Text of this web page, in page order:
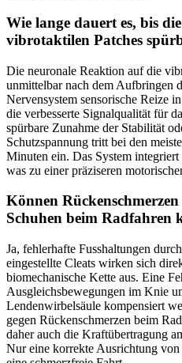
Wie lange dauert es, bis
vibrotaktilen Patches
Die neuronale Reaktion auf die
unmittelbar nach dem Aufbringen
Nervensystem sensorische Reize
die verbesserte Signalqualität für
spürbare Zunahme der Stabilität
Schutzspannung tritt bei den
Minuten ein. Das System
was zu einer präziseren
Können
Schuhen beim Radfahren
Ja, fehlerhafte Fusshaltungen
eingestellte Cleats wirken sich
biomechanische Kette aus. Eine
Ausgleichsbewegungen im Knie
Lendenwirbelsäule kompensiert
gegen Rückenschmerzen beim
daher auch die Kraftübertragung
Nur eine korrekte Ausrichtung